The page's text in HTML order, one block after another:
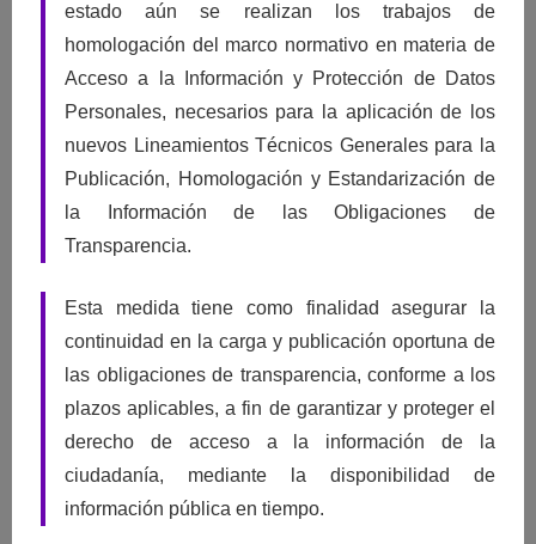
estado aún se realizan los trabajos de
homologación del marco normativo en materia de
Acceso a la Información y Protección de Datos
Personales, necesarios para la aplicación de los
nuevos Lineamientos Técnicos Generales para la
Publicación, Homologación y Estandarización de
la Información de las Obligaciones de
Transparencia.
Esta medida tiene como finalidad asegurar la
continuidad en la carga y publicación oportuna de
las obligaciones de transparencia, conforme a los
plazos aplicables, a fin de garantizar y proteger el
derecho de acceso a la información de la
ciudadanía, mediante la disponibilidad de
información pública en tiempo.
Ejerce tu Derecho ARCO
responsable (ente público) el acceso, rectificación, cancelación u
oposición respecto del tratamiento de los datos personales que le
conciernen, a través de la Plataforma Nacional de Transparencia , o por